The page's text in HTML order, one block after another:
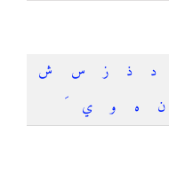
د ذ ز س
ش
ن ه و ي